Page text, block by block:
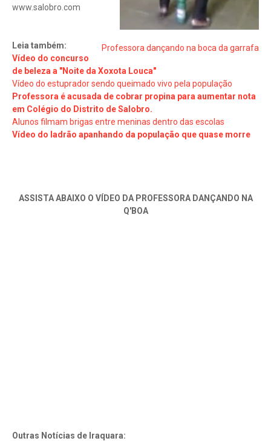
Professora dançando na boca da garrafa
www.salobro.com
Leia também:
Vídeo do concurso
de beleza a "Noite da Xoxota Louca"
Vídeo do estuprador sendo queimado vivo pela população
Professora é acusada de cobrar propina para aumentar nota
em Colégio do Distrito de Salobro.
Alunos filmam brigas entre meninas dentro das escolas
Vídeo do ladrão apanhando da população que quase morre
ASSISTA ABAIXO O VÍDEO DA PROFESSORA DANÇANDO NA
Q'BOA
Outras Notícias de Iraquara: